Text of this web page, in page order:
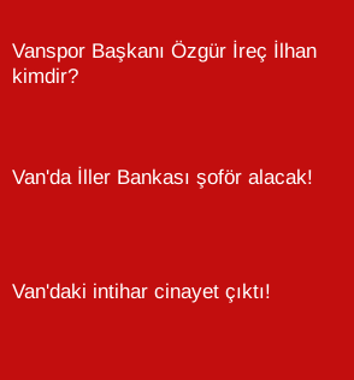
Vanspor Başkanı Özgür İreç İlhan
kimdir?
Van'da İller Bankası şoför alacak!
Van'daki intihar cinayet çıktı!